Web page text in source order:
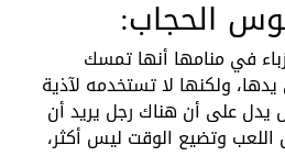
الحجاب:
في منامها أنها تمسك
ولكنها لا تستخدمه لآذية
يدل على أن هناك رجل يريد أن
اللعب وتضيع الوقت ليس أكثر،